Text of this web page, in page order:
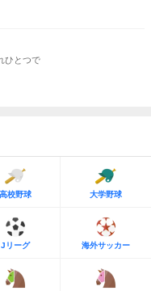
ひとつで
高校野球 大学野球
Jリーグ 海外サッカー